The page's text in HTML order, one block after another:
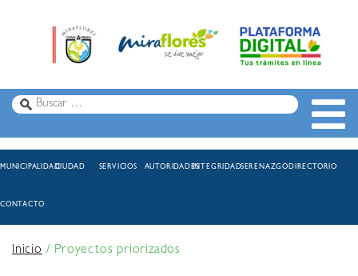
MUNICIPALIDADCIUDAD SERVICIOS AUTORIDADESINTEGRIDADSERENAZGODIRECTORIO
CONTACTO
Inicio/ Proyectos priorizados